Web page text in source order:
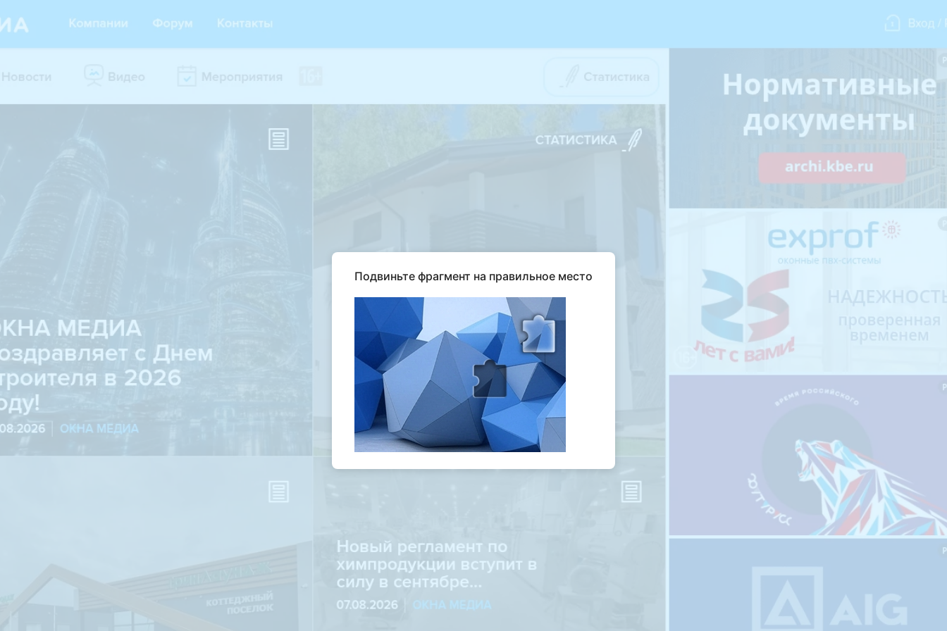
Подвиньте фрагмент на правильное место